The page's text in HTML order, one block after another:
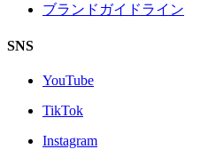
ブランドガイドライン
SNS
YouTube
TikTok
Instagram